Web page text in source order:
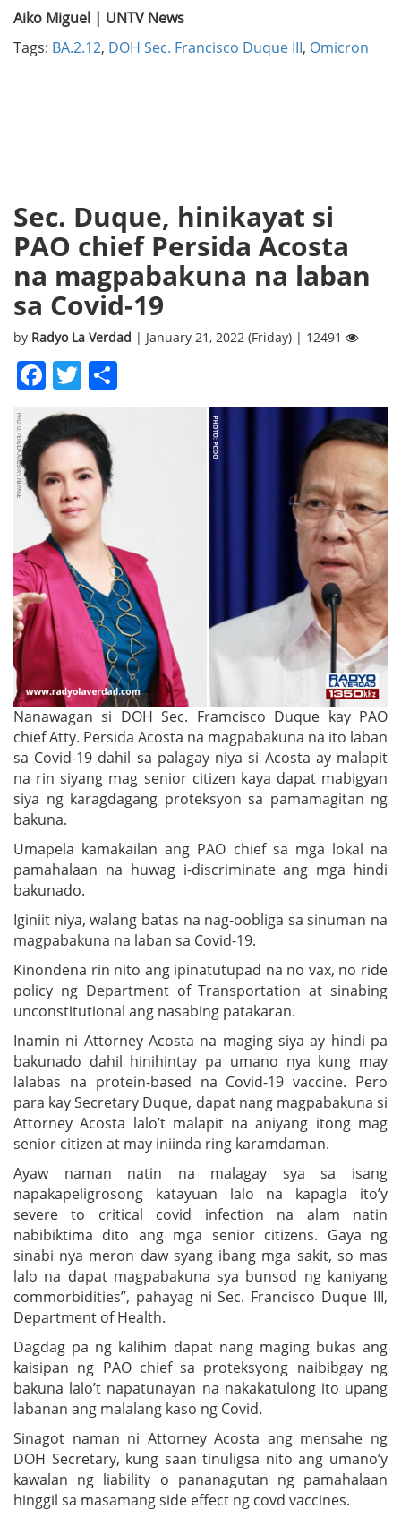
Aiko Miguel | UNTV News
Tags: BA.2.12, DOH Sec. Francisco Duque III, Omicron
Sec. Duque, hinikayat si
PAO chief Persida Acosta
na magpabakuna na laban
sa Covid-19
by Radyo La Verdad | January 21, 2022 (Friday) | 12491
Facebook
Twitter
Nanawagan si DOH Sec. Framcisco Duque kay PAO
chief Atty. Persida Acosta na magpabakuna na ito laban
sa Covid-19 dahil sa palagay niya si Acosta ay malapit
na rin siyang mag senior citizen kaya dapat mabigyan
siya ng karagdagang proteksyon sa pamamagitan ng
bakuna.
Umapela kamakailan ang PAO chief sa mga lokal na
pamahalaan na huwag i-discriminate ang mga hindi
bakunado.
Iginiit niya, walang batas na nag-oobliga sa sinuman na
magpabakuna na laban sa Covid-19.
Kinondena rin nito ang ipinatutupad na no vax, no ride
policy ng Department of Transportation at sinabing
unconstitutional ang nasabing patakaran.
Inamin ni Attorney Acosta na maging siya ay hindi pa
bakunado dahil hinihintay pa umano nya kung may
lalabas na protein-based na Covid-19 vaccine. Pero
para kay Secretary Duque, dapat nang magpabakuna si
Attorney Acosta lalo’t malapit na aniyang itong mag
senior citizen at may iniinda ring karamdaman.
Ayaw naman natin na malagay sya sa isang
napakapeligrosong katayuan lalo na kapagla ito’y
severe to critical covid infection na alam natin
nabibiktima dito ang mga senior citizens. Gaya ng
sinabi nya meron daw syang ibang mga sakit, so mas
lalo na dapat magpabakuna sya bunsod ng kaniyang
commorbidities”, pahayag ni Sec. Francisco Duque III,
Department of Health.
Dagdag pa ng kalihim dapat nang maging bukas ang
kaisipan ng PAO chief sa proteksyong naibibgay ng
bakuna lalo’t napatunayan na nakakatulong ito upang
labanan ang malalang kaso ng Covid.
Sinagot naman ni Attorney Acosta ang mensahe ng
DOH Secretary, kung saan tinuligsa nito ang umano’y
kawalan ng liability o pananagutan ng pamahalaan
hinggil sa masamang side effect ng covd vaccines.